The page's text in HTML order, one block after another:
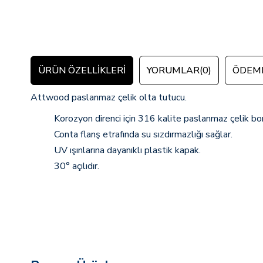
ÜRÜN ÖZELLIKLERI YORUMLAR(0)
Attwood paslanmaz çelik olta tutucu.
Korozyon direnci için 316 kalite paslanmaz çelik
Conta flanş etrafında su sızdırmazlığı sağlar.
UV ışınlarına dayanıklı plastik kapak.
30° açılıdır.